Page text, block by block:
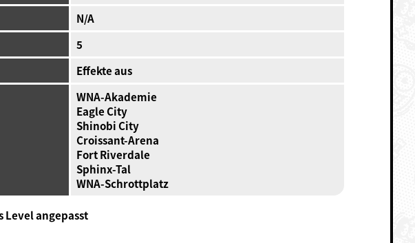
N/A
5
Effekte aus
WNA-Akademie
Eagle City
Shinobi City
Croissant-Arena
Fort Riverdale
Sphinx-Tal
WNA-Schrottplatz
Level angepasst